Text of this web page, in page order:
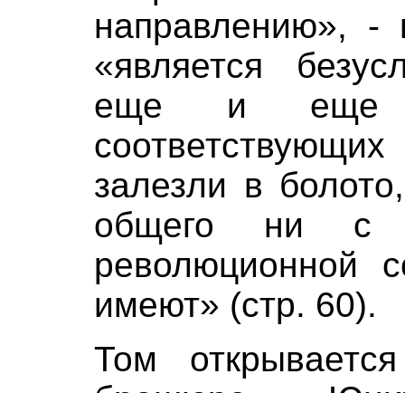
направлению», -
«является
еще и еще
залезли в
общего ни с
революционной
имеют» (стр. 60).
Том